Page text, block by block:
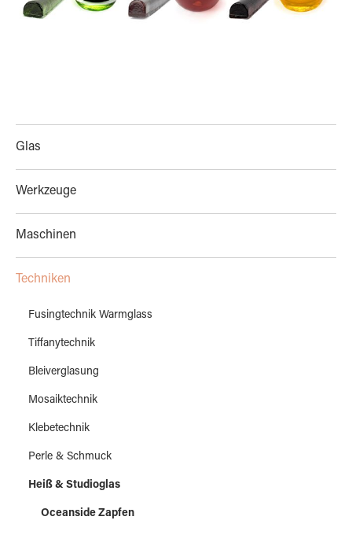
Glas
Werkzeuge
Maschinen
Techniken
Fusingtechnik Warmglass
Tiffanytechnik
Bleiverglasung
Mosaiktechnik
Klebetechnik
Perle & Schmuck
Heiß & Studioglas
Oceanside Zapfen